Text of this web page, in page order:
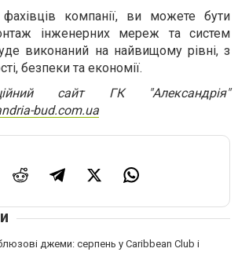
компанії, ви можете бути
інженерних мереж та систем
виконаний на найвищому рівні, з
безпеки та економії.
сайт ГК "Александрія"
bud.com.ua
джеми: серпень у Caribbean Club і